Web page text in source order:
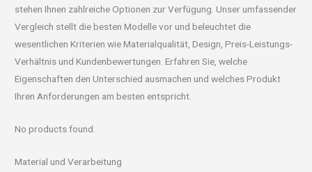
stehen Ihnen zahlreiche Optionen zur Verfügung. Unser umfassender
Vergleich stellt die besten Modelle vor und beleuchtet die
wesentlichen Kriterien wie Materialqualität, Design, Preis-Leistungs-
Verhältnis und Kundenbewertungen. Erfahren Sie, welche
Eigenschaften den Unterschied ausmachen und welches Produkt
Ihren Anforderungen am besten entspricht.
No products found.
Material und Verarbeitung